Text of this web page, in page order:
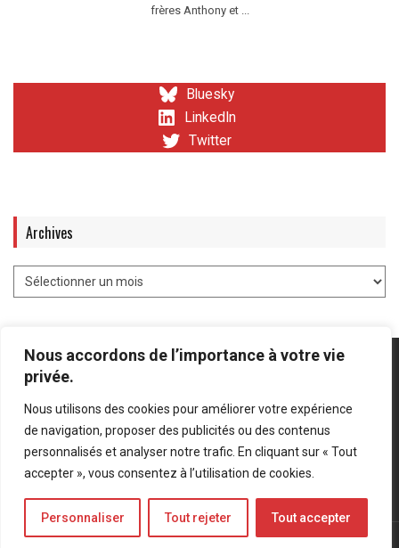
Nous accordons de l’importance à votre vie
privée.
Nous utilisons des cookies pour améliorer votre expérience
de navigation, proposer des publicités ou des contenus
personnalisés et analyser notre trafic. En cliquant sur « Tout
accepter », vous consentez à l’utilisation de cookies.
Personnaliser Tout rejeter Tout accepter
frères Anthony et ...
Bluesky
LinkedIn
Twitter
Archives
Mentions légales Politique de confidentialité
Bluesky
LinkedIn
Twitter
© Forces Operations Blog - 2022